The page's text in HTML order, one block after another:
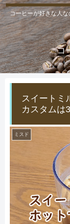
コーヒーが好きな人
コ
スイートミ
カスタムは
ミスド